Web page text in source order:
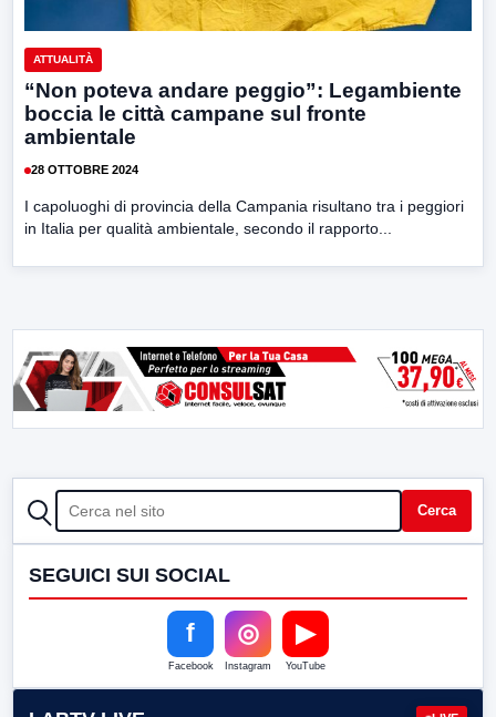
ATTUALITÀ
“Non poteva andare peggio”: Legambiente
boccia le città campane sul fronte
ambientale
28 OTTOBRE 2024
I capoluoghi di provincia della Campania risultano tra i peggiori
in Italia per qualità ambientale, secondo il rapporto...
CERCA Cerca
SEGUICI SUI SOCIAL
f
Facebook
◎
Instagram
▶
YouTube